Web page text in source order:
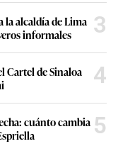
la alcaldía de Lima
informales
3
Cartel de Sinaloa
4
cuánto cambia 5